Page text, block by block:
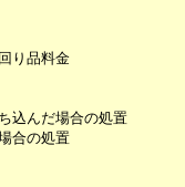
り品料金
込んだ場合の処置
合の処置